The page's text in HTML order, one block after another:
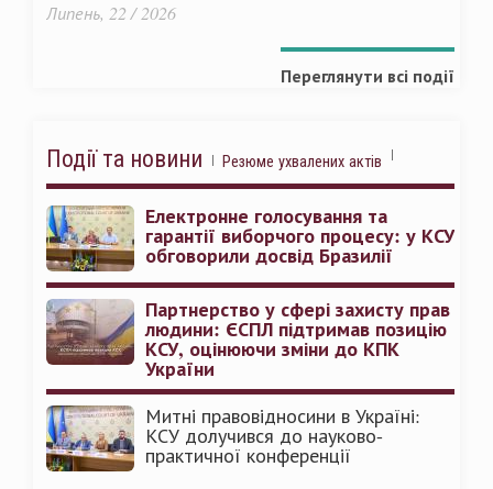
Липень, 22 / 2026
Переглянути всі події
Події та новини Резюме ухвалених актів
Електронне голосування та
гарантії виборчого процесу: у КСУ
обговорили досвід Бразилії
Партнерство у сфері захисту прав
людини: ЄСПЛ підтримав позицію
КСУ, оцінюючи зміни до КПК
України
Митні правовідносини в Україні:
КСУ долучився до науково-
практичної конференції